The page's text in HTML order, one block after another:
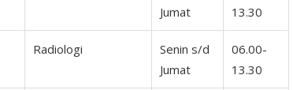
Jumat
13.30
Radiologi
Senin s/d
Jumat
06.00-
13.30